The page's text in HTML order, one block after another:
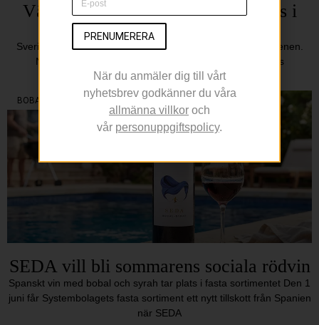
Världens 18 bästa burgare serveras i
Stockholm
Sverige tar allt större plats på den internationella burgerscenen.
När den nya rankingen World’s 101 Best Burger Places
presenterades hamnade AG i Stockholm på plats
BOBAL
SEDA vill bli sommarens sociala rödvin
Spanskt vin med bobal och syrah tar plats i fasta sortimentet Den 1
juni får Systembolagets fasta sortiment ett nytt tillskott från Spanien
när SEDA
PRENUMERERA
När du anmäler dig till vårt
nyhetsbrev godkänner du våra
allmänna villkor och
vår personuppgiftspolicy.